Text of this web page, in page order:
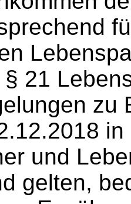
21
zu
und
gelten,